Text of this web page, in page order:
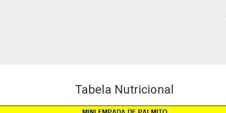
Tabela Nutricional